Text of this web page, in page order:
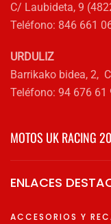
C/ Laubideta, 9
Teléfono: 846 661
URDULIZ
Barrikako bidea, 2,
Teléfono: 94 676 61
MOTOS UK RACING
ENLACES
ACCESORIOS Y